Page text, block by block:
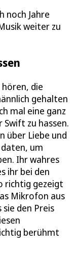
noch Jahre
weiter zu
hören, die
gehalten
mal eine ganz
Swift zu hassen.
über Liebe und
um
Ihr wahres
ihr bei den
richtig gezeigt
Mikrofon aus
den Preis
berühmt